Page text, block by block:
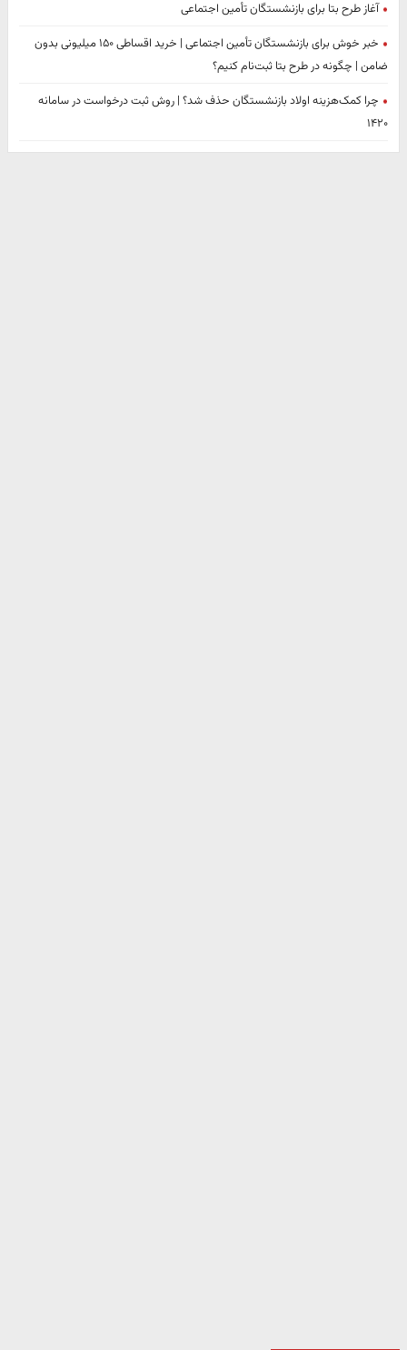
آغاز طرح بتا برای بازنشستگان تأمین اجتماعی
خبر خوش برای بازنشستگان تأمین اجتماعی | خرید اقساطی ۱۵۰ میلیونی بدون
ضامن | چگونه در طرح بتا ثبت‌نام کنیم؟
چرا کمک‌هزینه اولاد بازنشستگان حذف شد؟ | روش ثبت درخواست در سامانه
۱۴۲۰